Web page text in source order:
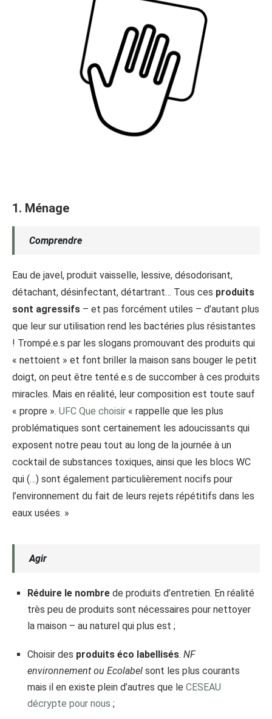
1. Ménage
Comprendre
Eau de javel, produit vaisselle, lessive, désodorisant,
détachant, désinfectant, détartrant… Tous ces produits
sont agressifs – et pas forcément utiles – d’autant plus
que leur sur utilisation rend les bactéries plus résistantes
! Trompé.e.s par les slogans promouvant des produits qui
« nettoient » et font briller la maison sans bouger le petit
doigt, on peut être tenté.e.s de succomber à ces produits
miracles. Mais en réalité, leur composition est toute sauf
« propre ». UFC Que choisir « rappelle que les plus
problématiques sont certainement les adoucissants qui
exposent notre peau tout au long de la journée à un
cocktail de substances toxiques, ainsi que les blocs WC
qui (…) sont également particulièrement nocifs pour
l’environnement du fait de leurs rejets répétitifs dans les
eaux usées. »
Agir
Réduire le nombre de produits d’entretien. En réalité
très peu de produits sont nécessaires pour nettoyer
la maison – au naturel qui plus est ;
Choisir des produits éco labellisés. NF
environnement ou Ecolabel sont les plus courants
mais il en existe plein d’autres que le CESEAU
décrypte pour nous ;